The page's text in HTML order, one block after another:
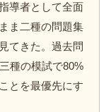
導者として全面
ま二種の問題集
てきた。過去問
種の模試で80%
とを最優先にす